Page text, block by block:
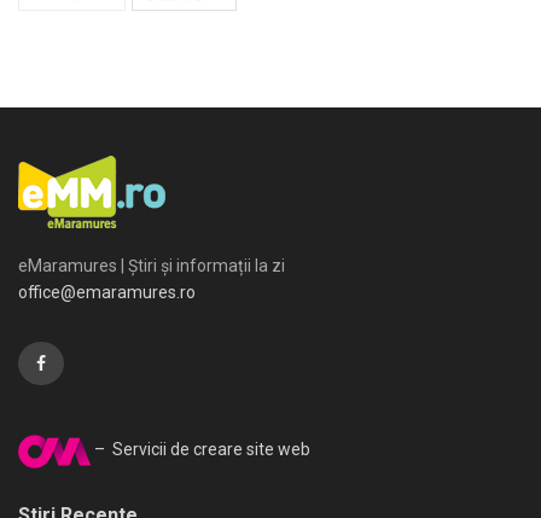
eMaramures | Știri și informații la zi
office@emaramures.ro
– Servicii de creare site web